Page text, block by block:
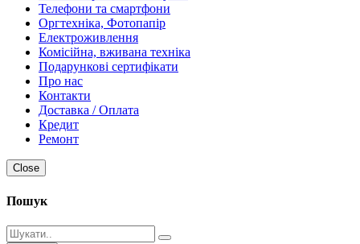
Телефони та смартфони
Оргтехніка, Фотопапір
Електроживлення
Комісійна, вживана техніка
Подарункові сертифікати
Про нас
Контакти
Доставка / Оплата
Кредит
Ремонт
Close
Пошук